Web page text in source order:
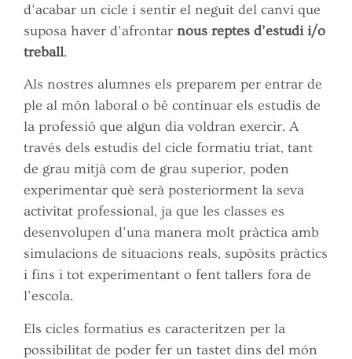
d’acabar un cicle i sentir el neguit del canvi que
suposa haver d’afrontar nous reptes d’estudi i/o
treball.
Als nostres alumnes els preparem per entrar de
ple al món laboral o bé continuar els estudis de
la professió que algun dia voldran exercir. A
través dels estudis del cicle formatiu triat, tant
de grau mitjà com de grau superior, poden
experimentar què serà posteriorment la seva
activitat professional, ja que les classes es
desenvolupen d’una manera molt pràctica amb
simulacions de situacions reals, supòsits pràctics
i fins i tot experimentant o fent tallers fora de
l’escola.
Els cicles formatius es caracteritzen per la
possibilitat de poder fer un tastet dins del món